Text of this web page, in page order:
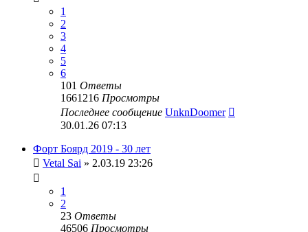
1
2
3
4
5
6
101 Ответы
1661216 Просмотры
Последнее сообщение UnknDoomer
30.01.26 07:13
Форт Боярд 2019 - 30 лет
Vetal Sai » 2.03.19 23:26
1
2
23 Ответы
46506 Просмотры